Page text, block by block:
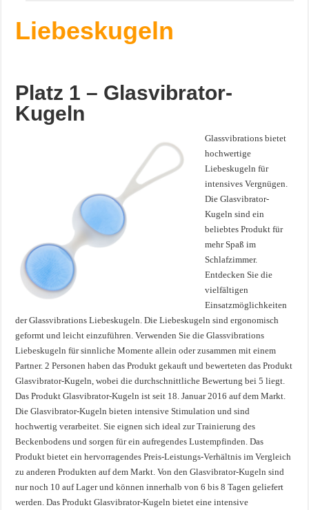
Liebeskugeln
Platz 1 – Glasvibrator-
Kugeln
Glassvibrations bietet
hochwertige
Liebeskugeln für
intensives Vergnügen.
Die Glasvibrator-
Kugeln sind ein
beliebtes Produkt für
mehr Spaß im
Schlafzimmer.
Entdecken Sie die
vielfältigen
Einsatzmöglichkeiten
der Glassvibrations Liebeskugeln. Die Liebeskugeln sind ergonomisch
geformt und leicht einzuführen. Verwenden Sie die Glassvibrations
Liebeskugeln für sinnliche Momente allein oder zusammen mit einem
Partner. 2 Personen haben das Produkt gekauft und bewerteten das Produkt
Glasvibrator-Kugeln, wobei die durchschnittliche Bewertung bei 5 liegt.
Das Produkt Glasvibrator-Kugeln ist seit 18. Januar 2016 auf dem Markt.
Die Glasvibrator-Kugeln bieten intensive Stimulation und sind
hochwertig verarbeitet. Sie eignen sich ideal zur Trainierung des
Beckenbodens und sorgen für ein aufregendes Lustempfinden. Das
Produkt bietet ein hervorragendes Preis-Leistungs-Verhältnis im Vergleich
zu anderen Produkten auf dem Markt. Von den Glasvibrator-Kugeln sind
nur noch 10 auf Lager und können innerhalb von 6 bis 8 Tagen geliefert
werden. Das Produkt Glasvibrator-Kugeln bietet eine intensive